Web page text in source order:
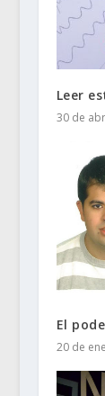
Leer
30 de
El
20 de